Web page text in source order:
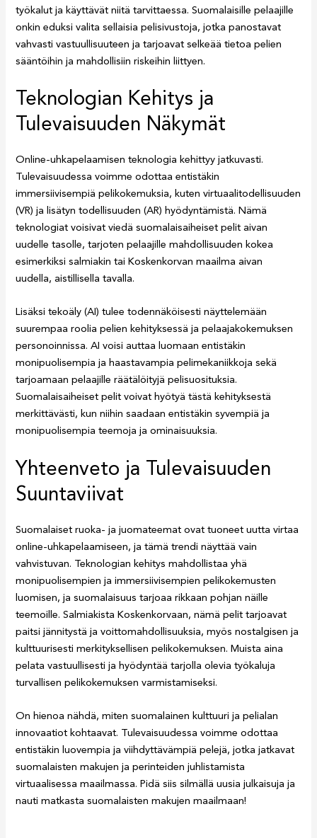
työkalut ja käyttävät niitä tarvittaessa. Suomalaisille pelaajille
onkin eduksi valita sellaisia pelisivustoja, jotka panostavat
vahvasti vastuullisuuteen ja tarjoavat selkeää tietoa pelien
sääntöihin ja mahdollisiin riskeihin liittyen.
Teknologian Kehitys ja
Tulevaisuuden Näkymät
Online-uhkapelaamisen teknologia kehittyy jatkuvasti.
Tulevaisuudessa voimme odottaa entistäkin
immersiivisempiä pelikokemuksia, kuten virtuaalitodellisuuden
(VR) ja lisätyn todellisuuden (AR) hyödyntämistä. Nämä
teknologiat voisivat viedä suomalaisaiheiset pelit aivan
uudelle tasolle, tarjoten pelaajille mahdollisuuden kokea
esimerkiksi salmiakin tai Koskenkorvan maailma aivan
uudella, aistillisella tavalla.
Lisäksi tekoäly (AI) tulee todennäköisesti näyttelemään
suurempaa roolia pelien kehityksessä ja pelaajakokemuksen
personoinnissa. AI voisi auttaa luomaan entistäkin
monipuolisempia ja haastavampia pelimekaniikkoja sekä
tarjoamaan pelaajille räätälöityjä pelisuosituksia.
Suomalaisaiheiset pelit voivat hyötyä tästä kehityksestä
merkittävästi, kun niihin saadaan entistäkin syvempiä ja
monipuolisempia teemoja ja ominaisuuksia.
Yhteenveto ja Tulevaisuuden
Suuntaviivat
Suomalaiset ruoka- ja juomateemat ovat tuoneet uutta virtaa
online-uhkapelaamiseen, ja tämä trendi näyttää vain
vahvistuvan. Teknologian kehitys mahdollistaa yhä
monipuolisempien ja immersiivisempien pelikokemusten
luomisen, ja suomalaisuus tarjoaa rikkaan pohjan näille
teemoille. Salmiakista Koskenkorvaan, nämä pelit tarjoavat
paitsi jännitystä ja voittomahdollisuuksia, myös nostalgisen ja
kulttuurisesti merkityksellisen pelikokemuksen. Muista aina
pelata vastuullisesti ja hyödyntää tarjolla olevia työkaluja
turvallisen pelikokemuksen varmistamiseksi.
On hienoa nähdä, miten suomalainen kulttuuri ja pelialan
innovaatiot kohtaavat. Tulevaisuudessa voimme odottaa
entistäkin luovempia ja viihdyttävämpiä pelejä, jotka jatkavat
suomalaisten makujen ja perinteiden juhlistamista
virtuaalisessa maailmassa. Pidä siis silmällä uusia julkaisuja ja
nauti matkasta suomalaisten makujen maailmaan!